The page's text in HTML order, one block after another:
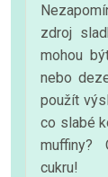
zdroj
mohou
nebo
použít
co slabé
muffiny?
cukru!